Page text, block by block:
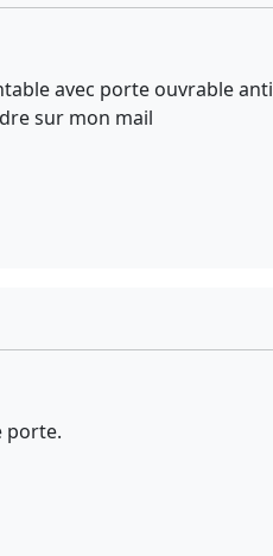
avec porte ouvrable anti
sur mon mail
porte.